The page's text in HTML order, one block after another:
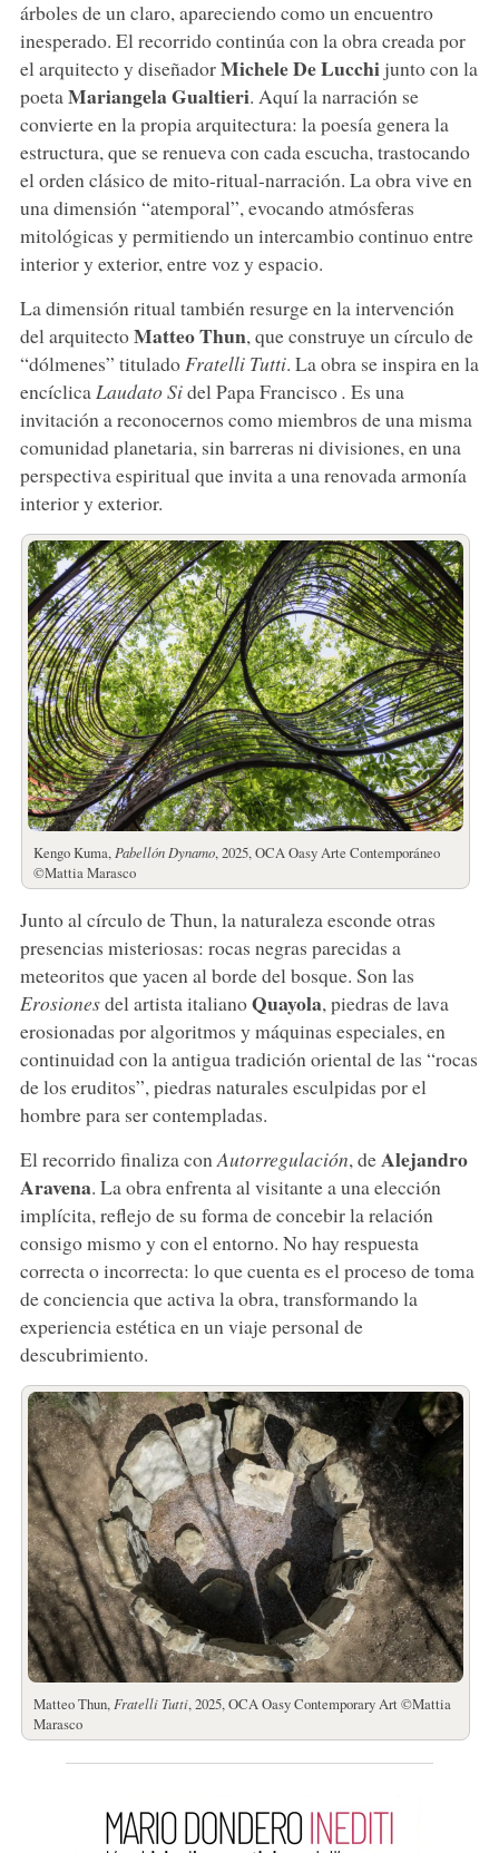
árboles de un claro, apareciendo como un encuentro
inesperado. El recorrido continúa con la obra creada por
el arquitecto y diseñadorMichele De Lucchi junto con la
poetaMariangela Gualtieri. Aquí la narración se
convierte en la propia arquitectura: la poesía genera la
estructura, que se renueva con cada escucha, trastocando
el orden clásico de mito-ritual-narración. La obra vive en
una dimensión “atemporal”, evocando atmósferas
mitológicas y permitiendo un intercambio continuo entre
interior y exterior, entre voz y espacio.
La dimensión ritual también resurge en la intervención
del arquitectoMatteo Thun, que construye un círculo de
“dólmenes” titulado Fratelli Tutti. La obra se inspira en la
encíclica Laudato Sidel Papa Francisco. Es una
invitación a reconocernos como miembros de una misma
comunidad planetaria, sin barreras ni divisiones, en una
perspectiva espiritual que invita a una renovada armonía
interior y exterior.
Kengo Kuma, Pabellón Dynamo, 2025, OCA Oasy Arte Contemporáneo
©Mattia Marasco
Junto al círculo de Thun, la naturaleza esconde otras
presencias misteriosas: rocas negras parecidas a
meteoritos que yacen al borde del bosque. Son las
Erosionesdel artista italianoQuayola, piedras de lava
erosionadas por algoritmos y máquinas especiales, en
continuidad con la antigua tradición oriental de las “rocas
de los eruditos”, piedras naturales esculpidas por el
hombre para ser contempladas.
El recorrido finaliza con Autorregulación, deAlejandro
Aravena. La obra enfrenta al visitante a una elección
implícita, reflejo de su forma de concebir la relación
consigo mismo y con el entorno. No hay respuesta
correcta o incorrecta: lo que cuenta es el proceso de toma
de conciencia que activa la obra, transformando la
experiencia estética en un viaje personal de
descubrimiento.
Matteo Thun, Fratelli Tutti, 2025, OCA Oasy Contemporary Art ©Mattia
Marasco